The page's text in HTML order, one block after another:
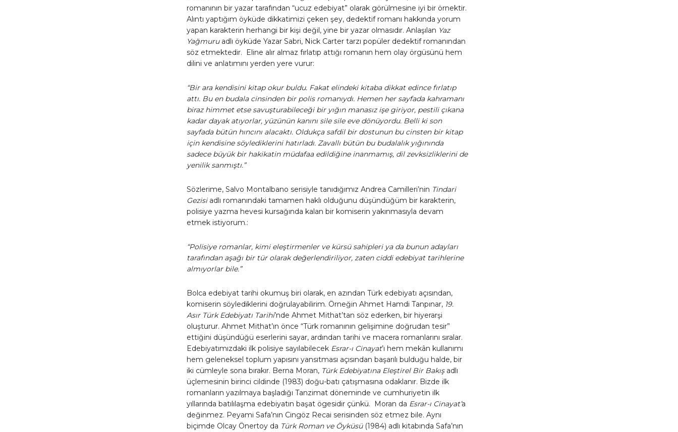
romanının bir yazar tarafından “ucuz edebiyat” olarak görülmesine iyi bir örnektir.
Alıntı yaptığım öyküde dikkatimizi çeken şey, dedektif romanı hakkında yorum
yapan karakterin herhangi bir kişi değil, yine bir yazar olmasıdır. Anlaşılan Yaz
Yağmuruadlı öyküde Yazar Sabri, Nick Carter tarzı popüler dedektif romanından
söz etmektedir. Eline alır almaz fırlatıp attığı romanın hem olay örgüsünü hem
dilini ve anlatımını yerden yere vurur:
“Bir ara kendisini kitap okur buldu. Fakat elindeki kitaba dikkat edince fırlatıp
attı. Bu en budala cinsinden bir polis romanıydı. Hemen her sayfada kahramanı
biraz himmet etse savuşturabileceği bir yığın manasız işe giriyor, pestili çıkana
kadar dayak atıyorlar, yüzünün kanını sile sile eve dönüyordu. Belli ki son
sayfada bütün hıncını alacaktı. Oldukça safdil bir dostunun bu cinsten bir kitap
için kendisine söylediklerini hatırladı. Zavallı bütün bu budalalık yığınında
sadece büyük bir hakikatin müdafaa edildiğine inanmamış, dil zevksizliklerini de
yenilik sanmıştı.”
Sözlerime, Salvo Montalbano serisiyle tanıdığımız Andrea Camilleri’nin Tindari
Gezisiadlı romanındaki tamamen haklı olduğunu düşündüğüm bir karakterin,
polisiye yazma hevesi kursağında kalan bir komiserin yakınmasıyla devam
etmek istiyorum.:
“Polisiye romanlar, kimi eleştirmenler ve kürsü sahipleri ya da bunun adayları
tarafından aşağı bir tür olarak değerlendiriliyor, zaten ciddi edebiyat tarihlerine
almıyorlar bile.”
Bolca edebiyat tarihi okumuş biri olarak, en azından Türk edebiyatı açısından,
komiserin söylediklerini doğrulayabilirim. Örneğin Ahmet Hamdi Tanpınar, 19.
Asır Türk Edebiyatı Tarihi’nde Ahmet Mithat’tan söz ederken, bir hiyerarşi
oluşturur. Ahmet Mithat’ın önce “Türk romanının gelişimine doğrudan tesir”
ettiğini düşündüğü eserlerini sayar, ardından tarihi ve macera romanlarını sıralar.
Edebiyatımızdaki ilk polisiye sayılabilecek Esrar-ı Cinayat’ı hem mekân kullanımı
hem geleneksel toplum yapısını yansıtması açısından başarılı bulduğu halde, bir
iki cümleyle sona bırakır. Berna Moran, Türk Edebiyatına Eleştirel Bir Bakışadlı
üçlemesinin birinci cildinde (1983) doğu-batı çatışmasına odaklanır. Bizde ilk
romanların yazılmaya başladığı Tanzimat döneminde ve cumhuriyetin ilk
yıllarında batılılaşma edebiyatın başat ögesidir çünkü. Moran da Esrar-ı Cinayat’a
değinmez. Peyami Safa’nın Cingöz Recai serisinden söz etmez bile. Aynı
biçimde Olcay Önertoy da Türk Roman ve Öyküsü(1984) adlı kitabında Safa’nın